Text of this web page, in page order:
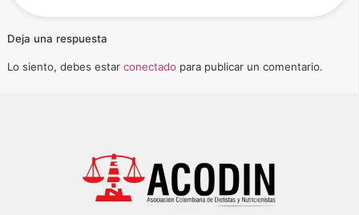
Deja una respuesta
Lo siento, debes estar conectado para publicar un comentario.